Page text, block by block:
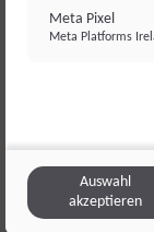
©
Meta Pixel
Meta Platforms
Auswahl
akzeptieren